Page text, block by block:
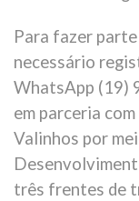
Para fazer
necessário
WhatsApp (19)
em parceria
Valinhos por
três frentes de